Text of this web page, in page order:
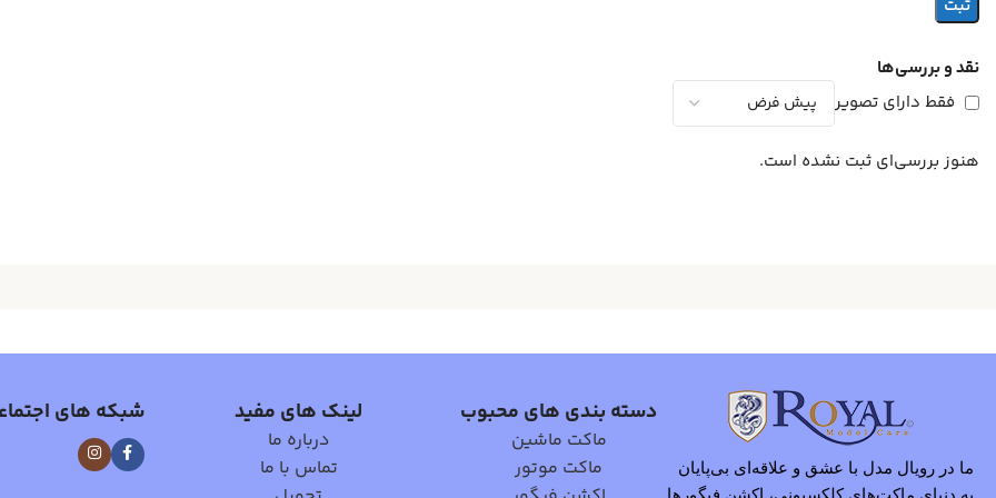
نقد و بررسی‌ها
فقط دارای تصویر
هنوز بررسی‌ای ثبت نشده است.
ما در رویال مدل با عشق و علاقه‌ای بی‌پایان
دسته بندی های محبوب
ماکت ماشین
ماکت موتور
لینک های مفید
درباره ما
تماس با ما
شبکه های